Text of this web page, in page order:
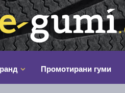
Промотирани гуми